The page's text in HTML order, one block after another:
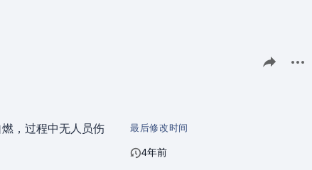
分享此页面
，过程中无人员伤
最后修改时间
4年前